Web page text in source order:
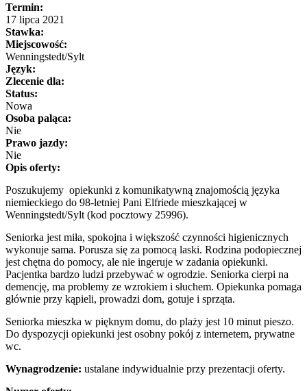
Termin:
17 lipca 2021
Stawka:
Miejscowość:
Wenningstedt/Sylt
Język:
Zlecenie dla:
Status:
Nowa
Osoba paląca:
Nie
Prawo jazdy:
Nie
Opis oferty:
Poszukujemy opiekunki z komunikatywną znajomością języka
niemieckiego do 98-letniej Pani Elfriede mieszkającej w
Wenningstedt/Sylt (kod pocztowy 25996).
Seniorka jest miła, spokojna i większość czynności higienicznych
wykonuje sama. Porusza się za pomocą laski. Rodzina podopiecznej
jest chętna do pomocy, ale nie ingeruje w zadania opiekunki.
Pacjentka bardzo ludzi przebywać w ogrodzie. Seniorka cierpi na
demencję, ma problemy ze wzrokiem i słuchem. Opiekunka pomaga
głównie przy kąpieli, prowadzi dom, gotuje i sprząta.
Seniorka mieszka w pięknym domu, do plaży jest 10 minut pieszo.
Do dyspozycji opiekunki jest osobny pokój z internetem, prywatne
wc.
Wynagrodzenie: ustalane indywidualnie przy prezentacji oferty.